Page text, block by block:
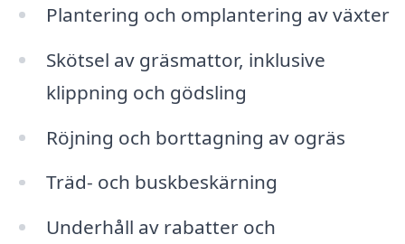
Plantering och omplantering av växter
Skötsel av gräsmattor, inklusive
klippning och gödsling
Röjning och borttagning av ogräs
Träd- och buskbeskärning
Underhåll av rabatter och